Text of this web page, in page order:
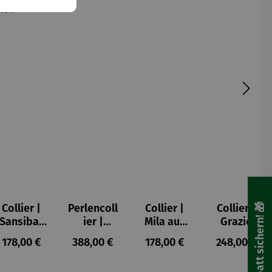
Collier |
Sansibar
aus Perlen
Regulärer Preis:
178,00 €
Perlencoll
ier |
Blumenwi
ese
Regulärer Preis:
388,00 €
Collier |
Mila aus
Perlen
Regulärer Preis:
178,00 €
Collier |
Grazie
Regulärer
248,00 €